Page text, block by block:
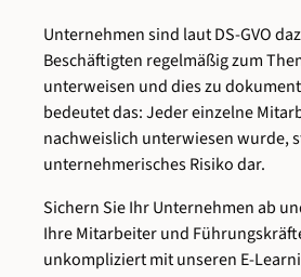
Unternehmen sind laut DS-GVO
Beschäftigten regelmäßig zum
unterweisen und dies zu
bedeutet das: Jeder einzelne
nachweislich unterwiesen wurde,
unternehmerisches Risiko dar.
Sichern Sie Ihr Unternehmen ab
Ihre Mitarbeiter und
unkompliziert mit unseren E-